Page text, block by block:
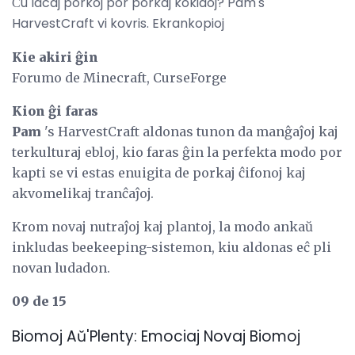
HarvestCraft vi kovris. Ekrankopioj
Kie akiri ĝin
Forumo de Minecraft, CurseForge
Kion ĝi faras
Pam 's HarvestCraft aldonas tunon da manĝaĵoj kaj
terkulturaj ebloj, kio faras ĝin la perfekta modo por
kapti se vi estas enuigita de porkaj ĉifonoj kaj
akvomelikaj tranĉaĵoj.
Krom novaj nutraĵoj kaj plantoj, la modo ankaŭ
inkludas beekeeping-sistemon, kiu aldonas eĉ pli
novan ludadon.
09 de 15
Biomoj Aŭ'Plenty: Emociaj Novaj Biomoj